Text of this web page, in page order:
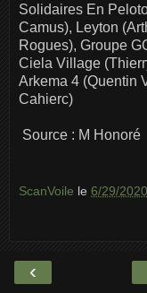
Solidaires En
Camus), Leyton
Rogues), Groupe
Ciela Village
Arkema 4 (Quentin
Cahierc)
Source : M Honoré
ScanVoile le 6/29/
‹